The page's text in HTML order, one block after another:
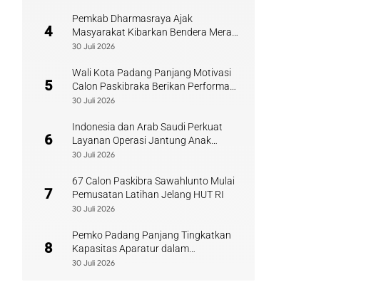
4
Pemkab Dharmasraya Ajak
Masyarakat Kibarkan Bendera Merah
Putih Sambut HUT RI
30 Juli 2026
5
Wali Kota Padang Panjang Motivasi
Calon Paskibraka Berikan Performa
Terbaik
30 Juli 2026
6
Indonesia dan Arab Saudi Perkuat
Layanan Operasi Jantung Anak
Sumbar
30 Juli 2026
7
67 Calon Paskibra Sawahlunto Mulai
Pemusatan Latihan Jelang HUT RI
30 Juli 2026
8
Pemko Padang Panjang Tingkatkan
Kapasitas Aparatur dalam
Penanganan Pascabencana
30 Juli 2026